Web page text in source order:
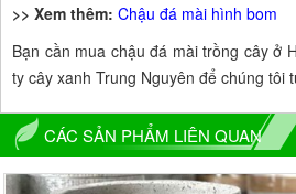
>> Xem thêm: Chậu đá mài hình bom
Bạn cần mua chậu đá mài trồng cây ở
ty cây xanh Trung Nguyên để chúng tôi
CÁC SẢN PHẨM LIÊN QUAN